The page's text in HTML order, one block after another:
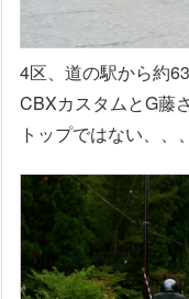
4区、道の駅から約63
CBXカスタムとG藤
トップではない、、